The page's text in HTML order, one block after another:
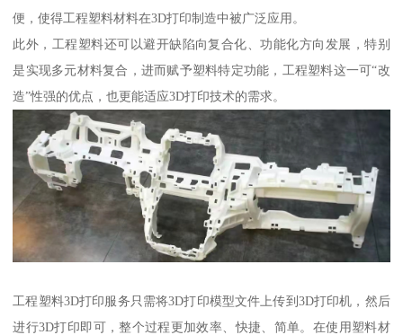
便，使得工程塑料材料在3D打印制造中被广泛应用。
此外，工程塑料还可以避开缺陷向复合化、功能化方向发展，特别
是实现多元材料复合，进而赋予塑料特定功能，工程塑料这一可“改
造”性强的优点，也更能适应3D打印技术的需求。
工程塑料3D打印服务只需将3D打印模型文件上传到3D打印机，然后
进行3D打印即可，整个过程更加效率、快捷、简单。在使用塑料材